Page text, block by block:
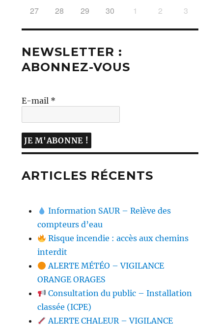
27 28 29 30 1 2 3
NEWSLETTER :
ABONNEZ-VOUS
E-mail *
ARTICLES RÉCENTS
Information SAUR – Relève des
compteurs d’eau
Risque incendie : accès aux chemins
interdit
ALERTE MÉTÉO – VIGILANCE
ORANGE ORAGES
Consultation du public – Installation
classée (ICPE)
ALERTE CHALEUR – VIGILANCE